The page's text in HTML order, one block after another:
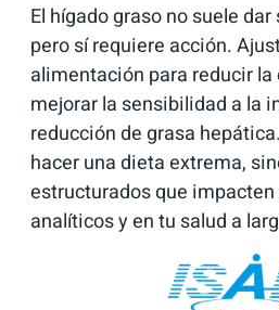
El hígado graso no suele
pero sí requiere acción.
alimentación para reducir
mejorar la sensibilidad a la
reducción de grasa
hacer una dieta extrema,
estructurados que
analíticos y en tu salud a